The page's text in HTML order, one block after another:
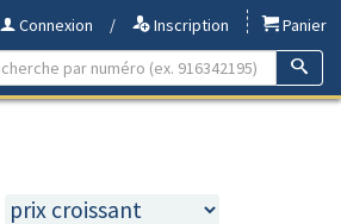
Connexion / Inscription
Panier